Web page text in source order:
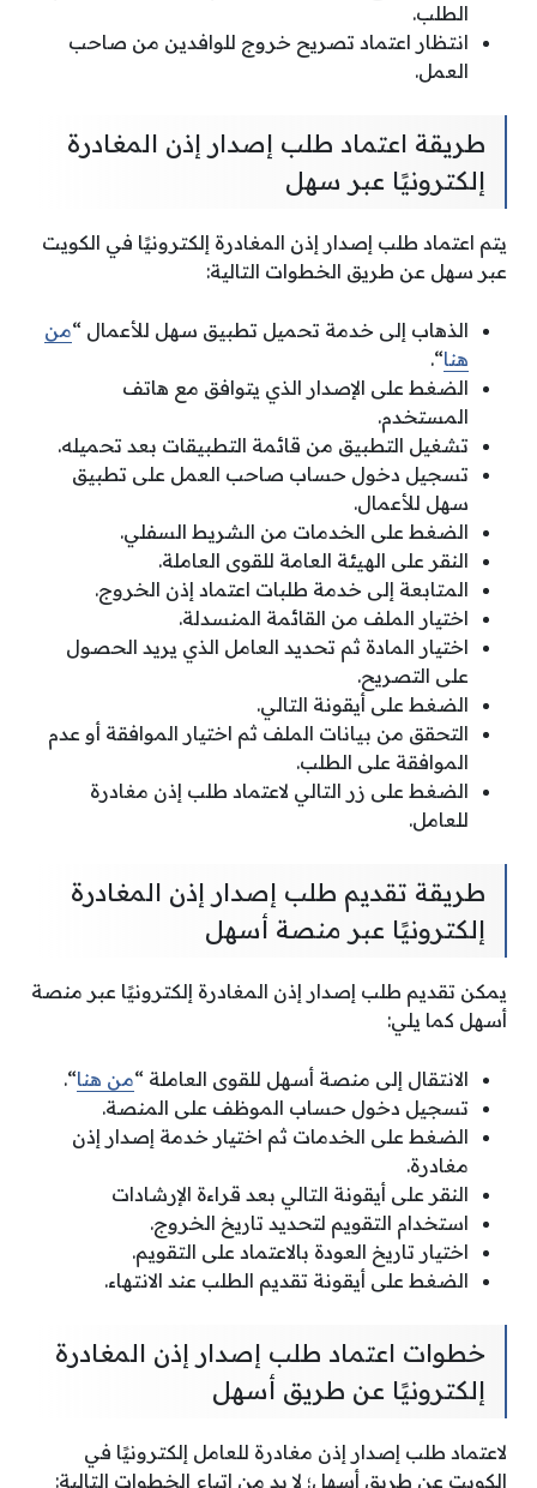
الطلب.
انتظار اعتماد تصريح خروج للوافدين من صاحب
العمل.
طريقة اعتماد طلب إصدار إذن المغادرة
إلكترونيًا عبر سهل
يتم اعتماد طلب إصدار إذن المغادرة إلكترونيًا في الكويت
عبر سهل عن طريق الخطوات التالية:
الذهاب إلى خدمة تحميل تطبيق سهل للأعمال “من
هنا“.
الضغط على الإصدار الذي يتوافق مع هاتف
المستخدم.
تشغيل التطبيق من قائمة التطبيقات بعد تحميله.
تسجيل دخول حساب صاحب العمل على تطبيق
سهل للأعمال.
الضغط على الخدمات من الشريط السفلي.
النقر على الهيئة العامة للقوى العاملة.
المتابعة إلى خدمة طلبات اعتماد إذن الخروج.
اختيار الملف من القائمة المنسدلة.
اختيار المادة ثم تحديد العامل الذي يريد الحصول
على التصريح.
الضغط على أيقونة التالي.
التحقق من بيانات الملف ثم اختيار الموافقة أو عدم
الموافقة على الطلب.
الضغط على زر التالي لاعتماد طلب إذن مغادرة
للعامل.
طريقة تقديم طلب إصدار إذن المغادرة
إلكترونيًا عبر منصة أسهل
يمكن تقديم طلب إصدار إذن المغادرة إلكترونيًا عبر منصة
أسهل كما يلي:
الانتقال إلى منصة أسهل للقوى العاملة “من هنا“.
تسجيل دخول حساب الموظف على المنصة.
الضغط على الخدمات ثم اختيار خدمة إصدار إذن
مغادرة.
النقر على أيقونة التالي بعد قراءة الإرشادات
استخدام التقويم لتحديد تاريخ الخروج.
اختيار تاريخ العودة بالاعتماد على التقويم.
الضغط على أيقونة تقديم الطلب عند الانتهاء.
خطوات اعتماد طلب إصدار إذن المغادرة
إلكترونيًا عن طريق أسهل
لاعتماد طلب إصدار إذن مغادرة للعامل إلكترونيًا في
الكويت عن طريق أسهل؛ لا بد من اتباع الخطوات التالية: